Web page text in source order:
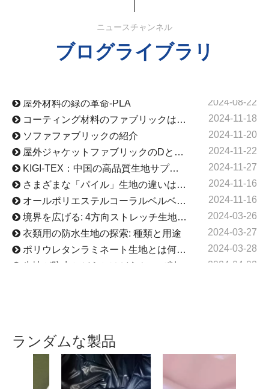
ニュースチャンネル
ブログライブラリ
ナイロンタフタの完全分析：素材、用途、特性、オールインワンネット
2026 年のアウトドア ギアのトレンド: トップ ブランドが PCM 温度調節生地に切り替える理由
2026-03-24
クイック乾燥ポリエステルファブリックはどこで強いですか？
コーティング材料のファブリックは何ですか
2024-11-18
ソファファブリックの紹介
2024-11-20
屋外ジャケットファブリックのDとTの概念
2024-11-22
KIGI-TEX：中国の高品質生地サプライヤー
2024-11-27
さまざまな「パイル」生地の違いは何ですか?
2024-11-16
オールポリエステルコーラルベルベットの長所と短所と応用分野
2024-11-16
境界を広げる: 4方向ストレッチ生地の世界市場
2024-03-26
衣類用の防水生地の探索: 種類と用途
2024-03-27
ポリウレタンラミネート生地とは何ですか？
2024-03-28
生地が防水かどうかはどうやって判断できますか?
2024-04-02
ポリエステル模造リネン生地と純粋なリネン生地の違いは何ですか?
ナイロンタフタの完全分析：素材、用途、特性、オールインワンネット
2024-09-23
2026 年のアウトドア ギアのトレンド: トップ ブランドが PCM 温度調節生地に切り替える理由
ランダムな製品